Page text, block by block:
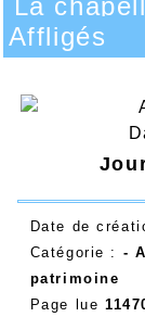
Affligés
Date de
Catégorie : -
patrimoine
Page lue